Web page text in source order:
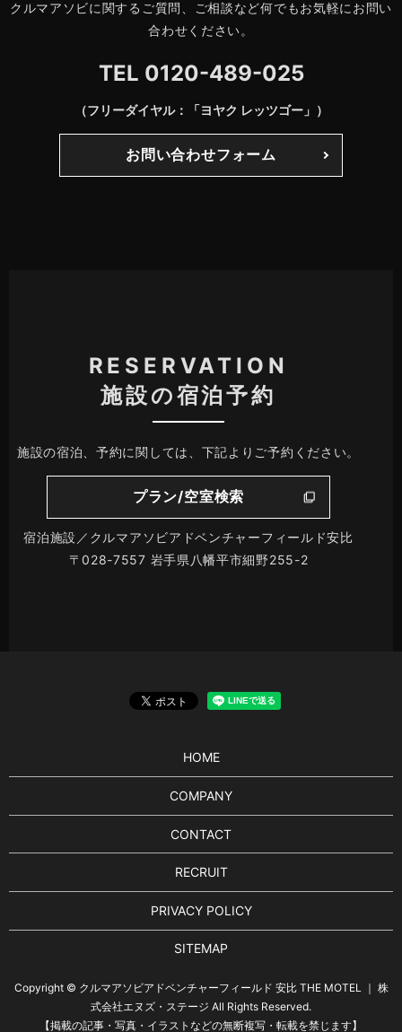
クルマアソビに関するご質問、ご相談など何でもお気軽にお問い
合わせください。
TEL 0120-489-025
（フリーダイヤル：「ヨヤク レッツゴー」）
お問い合わせフォーム
RESERVATION
施設の宿泊予約
施設の宿泊、予約に関しては、下記よりご予約ください。
プラン/空室検索
宿泊施設／クルマアソビアドベンチャーフィールド安比
〒028-7557 岩手県八幡平市細野255-2
HOME
COMPANY
CONTACT
RECRUIT
PRIVACY POLICY
SITEMAP
Copyright © クルマアソビアドベンチャーフィールド 安比 THE MOTEL ｜ 株
式会社エヌズ・ステージ All Rights Reserved.
【掲載の記事・写真・イラストなどの無断複写・転載を禁じます】